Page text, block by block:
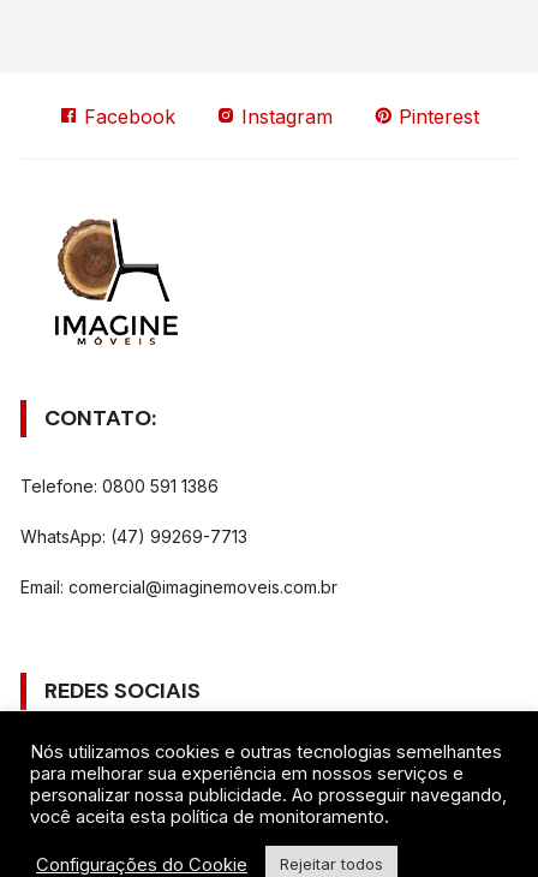
Facebook Instagram Pinterest
CONTATO:
Telefone: 0800 591 1386
WhatsApp: (47) 99269-7713
Email:comercial@imaginemoveis.com.br
REDES SOCIAIS
Gostar
Nós utilizamos cookies e outras tecnologias semelhantes
para melhorar sua experiência em nossos serviços e
personalizar nossa publicidade. Ao prosseguir navegando,
você aceita esta política de monitoramento.
Configurações do Cookie Rejeitar todos